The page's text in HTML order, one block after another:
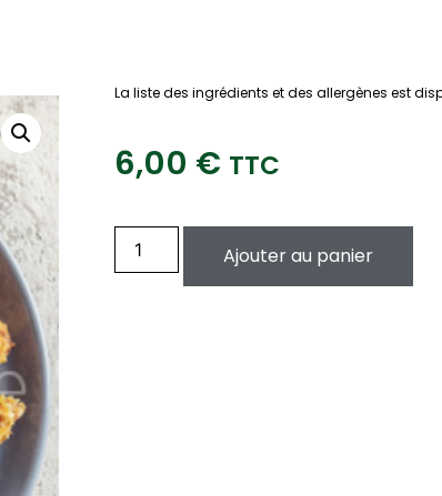
La liste des ingrédients et des allergènes est
6,00 € TTC
Ajouter au panier